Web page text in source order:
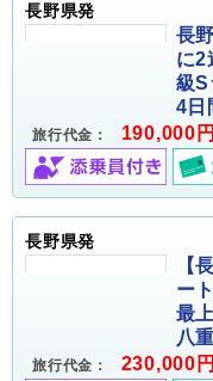
長野県発
長
に2
級S
4日
旅行代金： 190,000
長野県発
【
ー
最
八
旅行代金： 230,000